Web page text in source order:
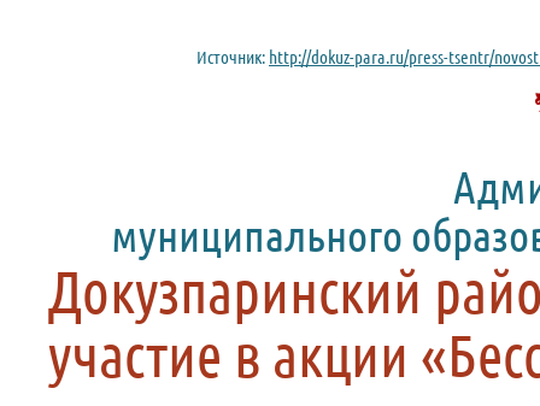
Источник: http://dokuz-para.ru/press-tsentr/
муниципального
Докузпаринский
участие в акции